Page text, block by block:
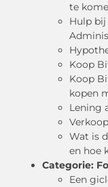
te
Hulp
Koop
Koop
kopen
Lening
Wat is
en hoe
Categorie:
Een